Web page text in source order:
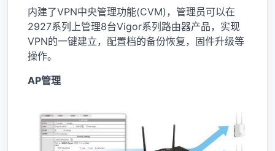
内建了VPN中央管理功能(CVM)，管理员可以在
2927系列上管理8台Vigor系列路由器产品，实现
VPN的一键建立，配置档的备份恢复，固件升级等
操作。
AP管理